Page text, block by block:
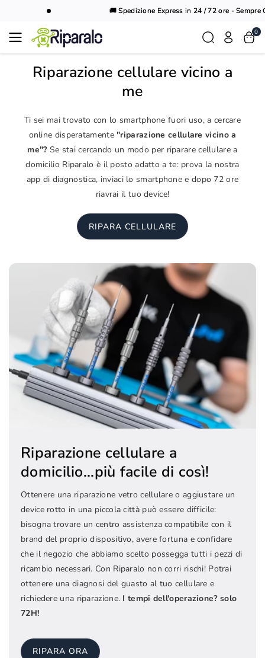
🚚 Spedizione Express in 24 / 72 ore - Sempre
0
Riparazione cellulare vicino a
me
Ti sei mai trovato con lo smartphone fuori uso, a cercare
online disperatamente"riparazione cellulare vicino a
me"?Se stai cercando un modo per riparare cellulare a
domicilio Riparalo è il posto adatto a te: prova la nostra
app di diagnostica, inviaci lo smartphone e dopo 72 ore
riavrai il tuo device!
RIPARA CELLULARE
Riparazione cellulare a
domicilio...più facile di così!
Ottenere una riparazione vetro cellulare o aggiustare un
device rotto in una piccola città può essere difficile:
bisogna trovare un centro assistenza compatibile con il
brand del proprio dispositivo, avere fortuna e confidare
che il negozio che abbiamo scelto possegga tutti i pezzi di
ricambio necessari. Con Riparalo non corri rischi! Potrai
ottenere una diagnosi del guasto al tuo cellulare e
richiedere una riparazione. I tempi dell'operazione? solo
72H!
RIPARA ORA